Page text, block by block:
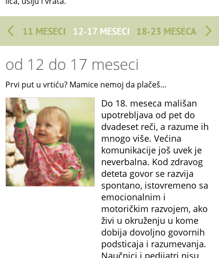
11 MESECI 12-17 MESECI 18-23 MESECA
od 12 do 17 meseci
Prvi put u vrtiću? Mamice nemoj da plačeš...
Do 18. meseca mališan
upotrebljava od pet do
dvadeset reči, a razume ih
mnogo više. Većina
komunikacije još uvek je
neverbalna. Kod zdravog
deteta govor se razvija
spontano, istovremeno sa
emocionalnim i
motoričkim razvojem, ako
živi u okruženju u kome
dobija dovoljno govornih
podsticaja i razumevanja.
Naučnici i pedijatri nisu